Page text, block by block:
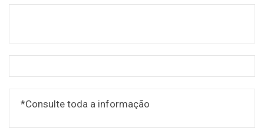
*Consulte toda a informação